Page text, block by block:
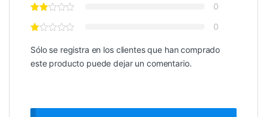
0
0
Sólo se registra en los clientes que han comprado
este producto puede dejar un comentario.